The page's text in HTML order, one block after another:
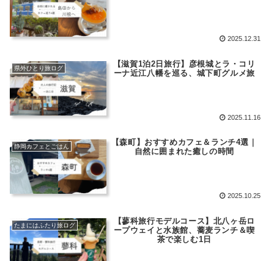
2025.12.31
県外ひとり旅ログ
【滋賀1泊2日旅行】彦根城とラ・コリ
ーナ近江八幡を巡る、城下町グルメ旅
2025.11.16
静岡カフェとごはん
【森町】おすすめカフェ＆ランチ4選｜
自然に囲まれた癒しの時間
2025.10.25
たまにはふたり旅ログ
【蓼科旅行モデルコース】北八ヶ岳ロ
ープウェイと水族館、蕎麦ランチ＆喫
茶で楽しむ1日